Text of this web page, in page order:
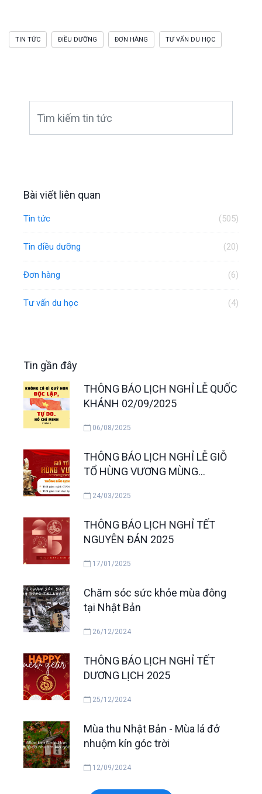
TIN TỨC ĐIỀU DƯỠNG ĐƠN HÀNG TƯ VẤN DU HỌC
Bài viết liên quan
Tin tức (505)
Tin điều dưỡng (20)
Đơn hàng (6)
Tư vấn du học (4)
Tin gần đây
THÔNG BÁO LỊCH NGHỈ LỄ QUỐC
KHÁNH 02/09/2025
06/08/2025
THÔNG BÁO LỊCH NGHỈ LỄ GIỖ
TỔ HÙNG VƯƠNG MÙNG
24/03/2025
THÔNG BÁO LỊCH NGHỈ TẾT
NGUYÊN ĐÁN 2025
17/01/2025
Chăm sóc sức khỏe mùa đông
tại Nhật Bản
26/12/2024
THÔNG BÁO LỊCH NGHỈ TẾT
DƯƠNG LỊCH 2025
25/12/2024
Mùa thu Nhật Bản - Mùa lá đở
nhuộm kín góc trời
12/09/2024